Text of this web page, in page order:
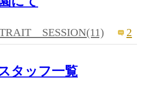
SESSION(11) 2
タッフ一覧